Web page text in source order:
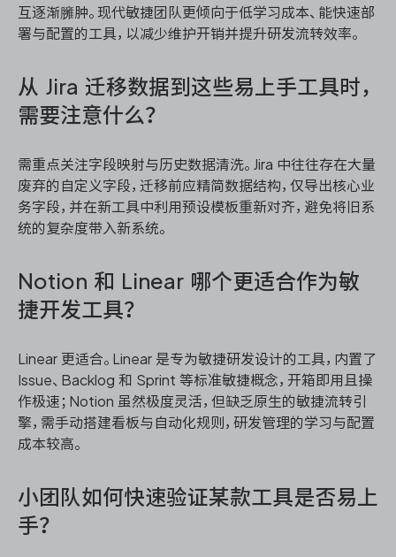
互逐渐臃肿。现代敏捷团队更倾向于低学习成本、能快速部
署与配置的工具，以减少维护开销并提升研发流转效率。
从 Jira 迁移数据到这些易上手工具时，
需要注意什么？
需重点关注字段映射与历史数据清洗。Jira 中往往存在大量
废弃的自定义字段，迁移前应精简数据结构，仅导出核心业
务字段，并在新工具中利用预设模板重新对齐，避免将旧系
统的复杂度带入新系统。
Notion 和 Linear 哪个更适合作为敏
捷开发工具？
Linear 更适合。Linear 是专为敏捷研发设计的工具，内置了
Issue、Backlog 和 Sprint 等标准敏捷概念，开箱即用且操
作极速；Notion 虽然极度灵活，但缺乏原生的敏捷流转引
擎，需手动搭建看板与自动化规则，研发管理的学习与配置
成本较高。
小团队如何快速验证某款工具是否易上
手？